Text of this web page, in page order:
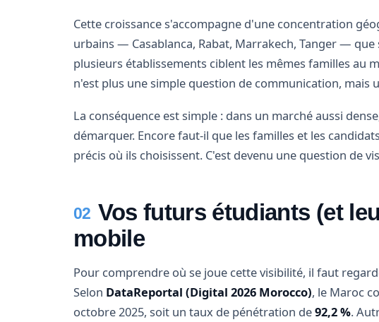
Cette croissance s'accompagne d'une concentration
urbains — Casablanca, Rabat, Marrakech, Tanger — que
plusieurs établissements ciblent les mêmes familles au
n'est plus une simple question de communication, mais
La conséquence est simple : dans un marché aussi
démarquer. Encore faut-il que les familles et les
précis où ils choisissent. C'est devenu une question de
02 Vos futurs étudiants (et
mobile
Pour comprendre où se joue cette visibilité, il faut
Selon DataReportal (Digital 2026 Morocco), le Maroc
octobre 2025, soit un taux de pénétration de92,2 %.